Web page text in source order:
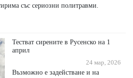
със сериозни политравми.
Тестват сирените в Русенско на 1
април
24 мар, 2026
Възможно е задействане и на